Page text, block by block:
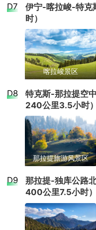
宜人。
的氛围
清澈见
色，为
广袤的
尤以冬
中的雪
摄村庄
者前来
餐饮
住宿
禾木木屋酒店双
酒店、喀纳斯禾
庄、御园山庄、
栈、嘉禾神木度
花酒店、雍禾雅
木双穗禾·360°
山随影主题酒店
自然风
为频繁
游览。
测的湖
畔四周
树种，
自然的壮美。 在景区内
台，登
游览湖
内也保
篷为居
环境较
且价格
水。此
的额尔
异，尤
斑斓的
胡杨林
丽的画
宛如童
地。 景区整体面积不大，纵深约1公里，内部
设有栈
通游客
后首先
艺品商
小吃，
可接受。 五彩滩以其独特的地质景观和自然风
光吸引
力的重
交通
当地空调旅游车
餐饮
早餐:酒店含早
住宿
布尔津酒店双人
酒店、环疆大酒
假日酒店、上士
店、旺松国际酒
店、夜光城假日
景区集
源，是
察，大
巨大的
中栖息
动物，
了间夹
称它为“
发出奇
鬼城又
疆旅游
补充说明：含门票
交通
当地空调旅游车
餐饮
早餐:酒店含早
住宿
奎屯酒店双人标
居酒店、悦疆酒
云景国际酒店、
酒店、维也纳国
酒店、上东湖大
店、锦汇国际大
需换成景区交通，
往伊宁。
景点
赛里木
赛里木
州，被
特的自
袤的草
目的地
盛开，
摄影爱好
湖水域
途风景
木齐出
晚在湖
与美丽
在环湖
遗迹，
文景观
补充说明：含门票
交通
当地空调旅游车
餐饮
早餐:酒店含早
住宿
伊宁酒店双人标
酒店、一方之野
店、美豪丽致酒
D7
伊宁-喀拉峻-特克
时）
喀拉峻景区
后前往特克斯入住
6月中-7月中班期赠
6月中旬到7月中旬
示，有香包、枕头
择。
景点
喀拉
喀拉峻
县城约
区之一
目的地
补充说明：含喀拉
3小时
D8
特克斯-那拉提空
240公里3.5小时）
那拉提旅游风景区
早餐后出发前往那
拉提】（游览精华
店。
景点
D9
那拉提-独库公路
400公里7.5小时）